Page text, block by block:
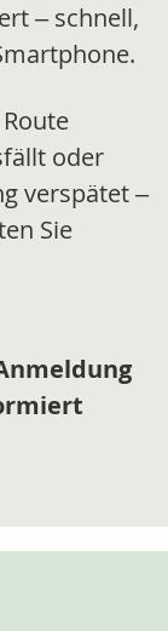
– schnell,
oder
verspätet –
Sie